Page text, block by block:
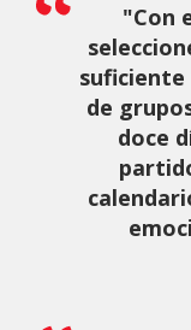
"Con
suficiente
de
doce